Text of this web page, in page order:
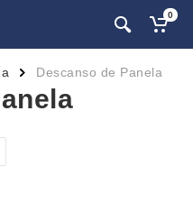
0
Descanso de Panela